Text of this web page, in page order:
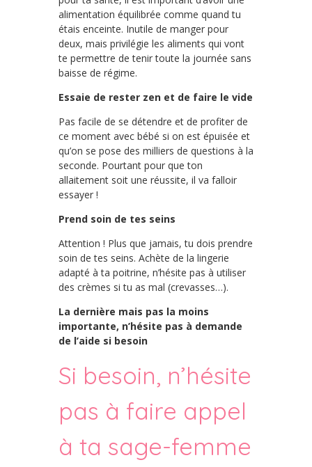
alimentation équilibrée comme quand tu
étais enceinte. Inutile de manger pour
deux, mais privilégie les aliments qui vont
te permettre de tenir toute la journée sans
baisse de régime.
Essaie de rester zen et de faire le vide
Pas facile de se détendre et de profiter de
ce moment avec bébé si on est épuisée et
qu’on se pose des milliers de questions à la
seconde. Pourtant pour que ton
allaitement soit une réussite, il va falloir
essayer !
Prend soin de tes seins
Attention ! Plus que jamais, tu dois prendre
soin de tes seins. Achète de la lingerie
adapté à ta poitrine, n’hésite pas à utiliser
des crèmes si tu as mal (crevasses…).
La dernière mais pas la moins
importante, n’hésite pas à demande
de l’aide si besoin
Si besoin, n’hésite
pas à faire appel
à ta sage-femme